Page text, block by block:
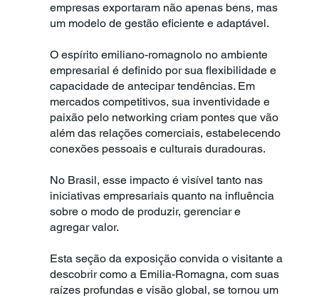
empresas exportaram não apenas bens, mas
um modelo de gestão eficiente e adaptável.
O espírito emiliano-romagnolo no ambiente
empresarial é definido por sua flexibilidade e
capacidade de antecipar tendências. Em
mercados competitivos, sua inventividade e
paixão pelo networking criam pontes que vão
além das relações comerciais, estabelecendo
conexões pessoais e culturais duradouras.
No Brasil, esse impacto é visível tanto nas
iniciativas empresariais quanto na influência
sobre o modo de produzir, gerenciar e
agregar valor.
Esta seção da exposição convida o visitante a
descobrir como a Emilia-Romagna, com suas
raízes profundas e visão global, se tornou um